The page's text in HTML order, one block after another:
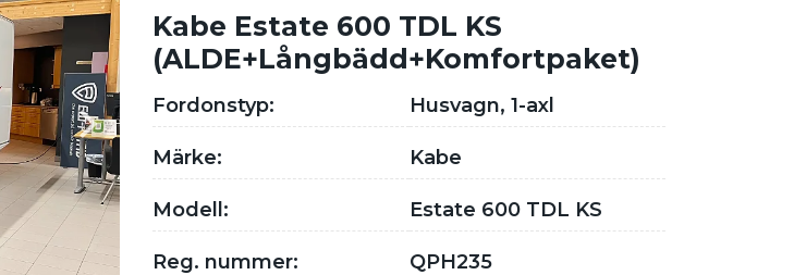
Kabe Estate 600 TDL KS
(ALDE+Långbädd+Komfortpaket)
Fordonstyp: Husvagn, 1-axl
Märke: Kabe
Modell: Estate 600 TDL KS
Reg. nummer: QPH235